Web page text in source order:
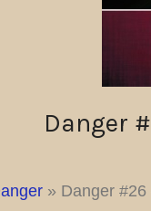
Danger
» Danger